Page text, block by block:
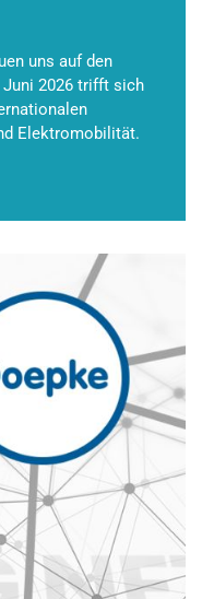
uns auf den
Juni 2026 trifft sich
Elektromobilität.